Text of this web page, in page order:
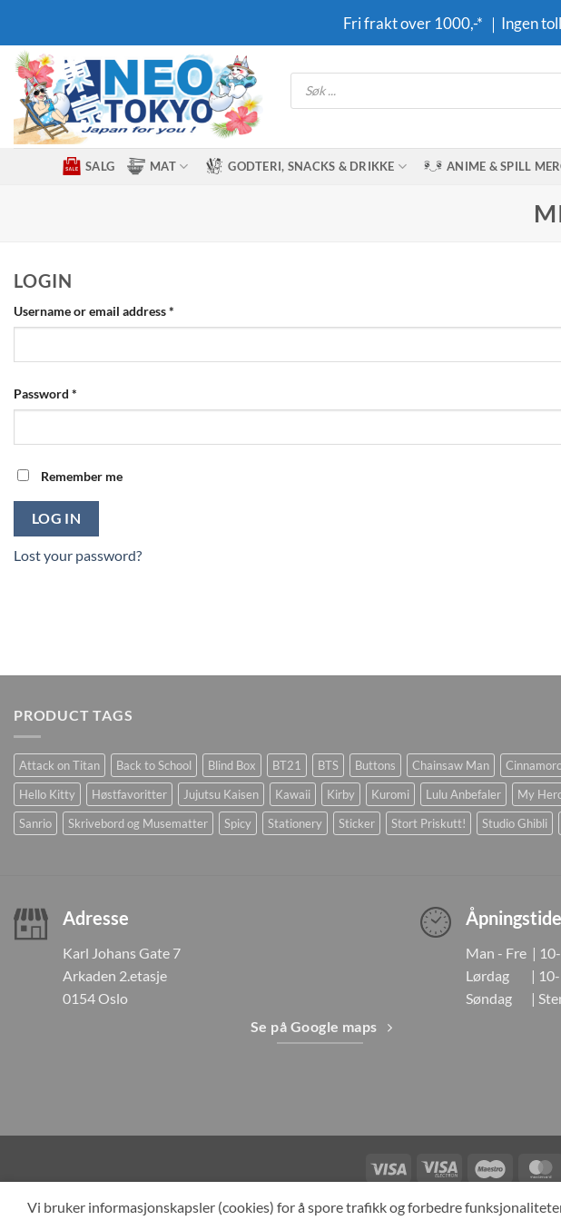
content
Fri frakt over 1000,-* ｜Ingen
Products
search
SALG MAT GODTERI, SNACKS & DRIKKE ANIME & SPILL
LOGIN
Username or email address*
Password *
Remember me
LOG IN
Lost your password?
PRODUCT TAGS
Attack on Titan Back to School Blind Box BT21 BTS Buttons Chainsaw Man
Hello Kitty
Høstfavoritter Jujutsu Kaisen Kawaii Kirby Kuromi Lulu Anbefaler My
Sanrio
Skrivebord og Musematter Spicy Stationery Sticker Stort Priskutt! Studio Ghibli
Adresse
Karl Johans Gate 7
Arkaden 2.etasje
0154 Oslo
Se på Google maps
Man - Fre |
Lørdag | 10-
Søndag |
Visa
Visa
Electron
Maestro
TILBAKEKALLINGER KONTAKT OSS
Vi bruker informasjonskapsler (cookies) for å spore trafikk og forbedre